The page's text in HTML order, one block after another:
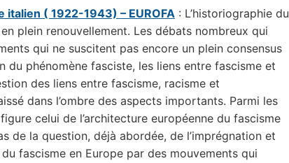
italien ( 1922-1943) – EUROFA : L’historiographie du
plein renouvellement. Les débats nombreux qui
qui ne suscitent pas encore un plein consensus
du phénomène fasciste, les liens entre fascisme et
des liens entre fascisme, racisme et
dans l’ombre des aspects importants. Parmi les
celui de l’architecture européenne du fascisme
de la question, déjà abordée, de l’imprégnation et
fascisme en Europe par des mouvements qui